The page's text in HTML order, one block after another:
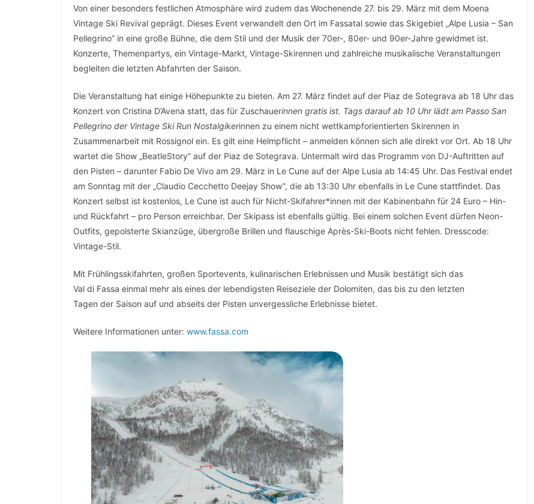
Von einer besonders festlichen Atmosphäre wird zudem das Wochenende 27. bis 29. März mit dem Moena
Vintage Ski Revival geprägt. Dieses Event verwandelt den Ort im Fassatal sowie das Skigebiet „Alpe Lusia – San
Pellegrino” in eine große Bühne, die dem Stil und der Musik der 70er-, 80er- und 90er-Jahre gewidmet ist.
Konzerte, Themenpartys, ein Vintage-Markt, Vintage-Skirennen und zahlreiche musikalische Veranstaltungen
begleiten die letzten Abfahrten der Saison.
Die Veranstaltung hat einige Höhepunkte zu bieten. Am 27. März findet auf der Piaz de Sotegrava ab 18 Uhr das
Konzert von Cristina D’Avena statt, das für Zuschauerinnen gratis ist. Tags darauf ab 10 Uhr lädt am Passo San
Pellegrino der Vintage Ski Run Nostalgikerinnen zu einem nicht wettkampforientierten Skirennen in
Zusammenarbeit mit Rossignol ein. Es gilt eine Helmpflicht – anmelden können sich alle direkt vor Ort. Ab 18 Uhr
wartet die Show „BeatleStory“ auf der Piaz de Sotegrava. Untermalt wird das Programm von DJ-Auftritten auf
den Pisten – darunter Fabio De Vivo am 29. März in Le Cune auf der Alpe Lusia ab 14:45 Uhr. Das Festival endet
am Sonntag mit der „Claudio Cecchetto Deejay Show”, die ab 13:30 Uhr ebenfalls in Le Cune stattfindet. Das
Konzert selbst ist kostenlos, Le Cune ist auch für Nicht-Skifahrer*innen mit der Kabinenbahn für 24 Euro – Hin-
und Rückfahrt – pro Person erreichbar. Der Skipass ist ebenfalls gültig. Bei einem solchen Event dürfen Neon-
Outfits, gepolsterte Skianzüge, übergroße Brillen und flauschige Après-Ski-Boots nicht fehlen. Dresscode:
Vintage-Stil.
Mit Frühlingsskifahrten, großen Sportevents, kulinarischen Erlebnissen und Musik bestätigt sich das
Val di Fassa einmal mehr als eines der lebendigsten Reiseziele der Dolomiten, das bis zu den letzten
Tagen der Saison auf und abseits der Pisten unvergessliche Erlebnisse bietet.
Weitere Informationen unter: www.fassa.com